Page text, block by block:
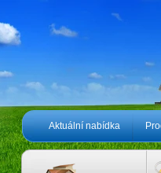
Aktuální nabídka